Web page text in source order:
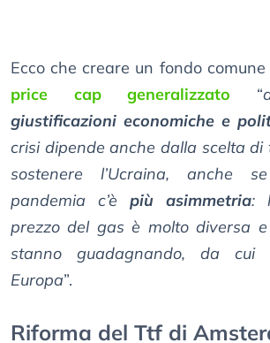
Ecco che creare un fondo comune
price cap generalizzato “
giustificazioni economiche e
crisi dipende anche dalla scelta di
sostenere l’Ucraina, anche
pandemia c’è più asimmetria:
prezzo del gas è molto diversa
stanno guadagnando, da
Europa”.
Riforma del Ttf di